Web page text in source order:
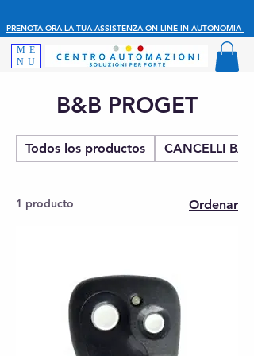
PRENOTA ORA LA TUA ASSISTENZA ON LINE IN AUTONOMIA
ME
NU
B&B PROGET
Todos los productos CANCELLI
1 producto Ordenar